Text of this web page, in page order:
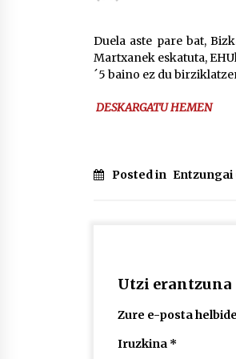
POTTO:
saioa
2026/
Duela aste pare bat,
Martxanek eskatuta,
´5 baino ez du
DESKARGATU HEMEN
Posted in Entzungai
Utzi erantzuna
Zure e-posta
Iruzkina *